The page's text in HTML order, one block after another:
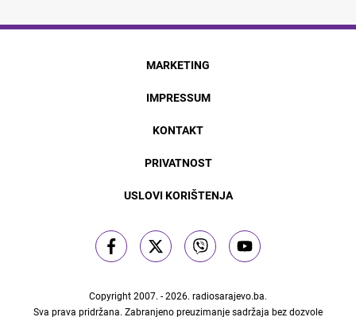
MARKETING
IMPRESSUM
KONTAKT
PRIVATNOST
USLOVI KORIŠTENJA
Copyright 2007. - 2026. radiosarajevo.ba.
Sva prava pridržana. Zabranjeno preuzimanje sadržaja bez dozvole